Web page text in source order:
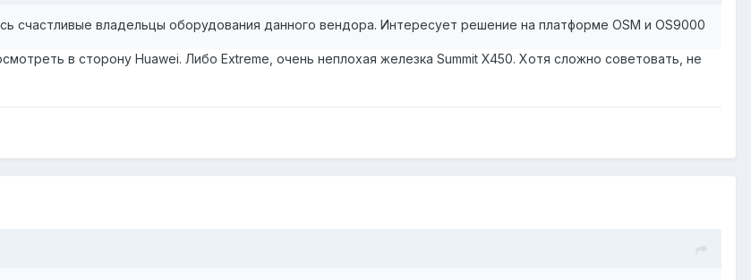
счастливые владельцы оборудования данного вендора. Интересует решение на платформе OSM и OS9000
в сторону Huawei. Либо Extreme, очень неплохая железка Summit X450. Хотя сложно советовать, не